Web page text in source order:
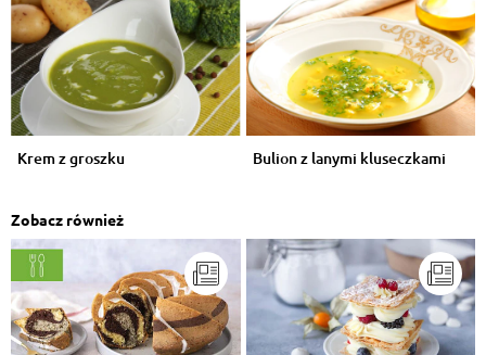
Krem z groszku Bulion z lanymi kluseczkami
Zobacz również